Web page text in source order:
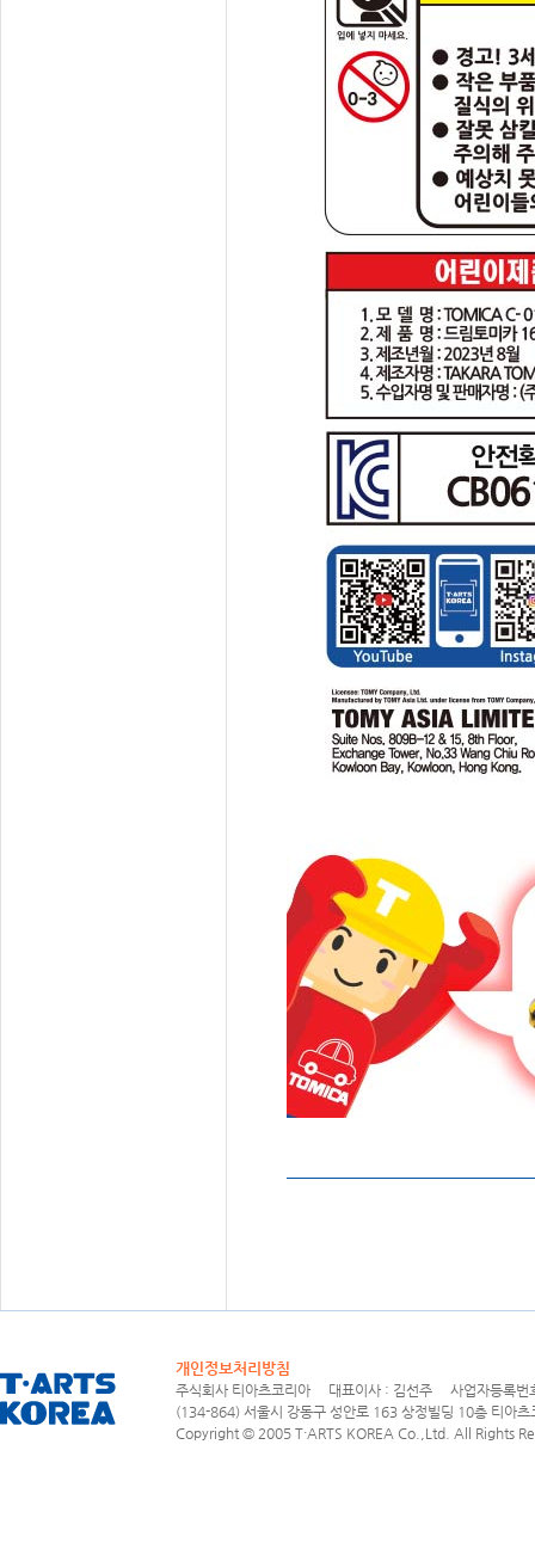
개인정보처리방침
주식회사 티아츠코리아 대표이사 : 김선주 사업자등록
(134-864) 서울시 강동구 성안로 163 상정빌딩 10층
Copyright © 2005 T·ARTS KOREA Co.,Ltd. All Rights